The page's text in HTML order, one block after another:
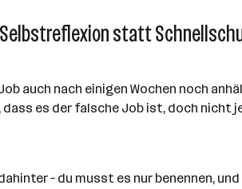
statt
auch nach einigen Wochen noch
dass es der falsche Job ist, doch nicht
– du musst es nur benennen,